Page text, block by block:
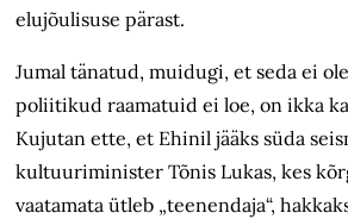
elujõulisuse pärast.
Jumal tänatud, muidugi, et seda ei
poliitikud raamatuid ei loe, on ikka
Kujutan ette, et Ehinil jääks süda
kultuuriminister Tõnis Lukas, kes
vaatamata ütleb „teenendaja“,